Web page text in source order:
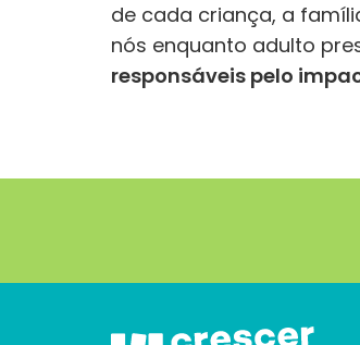
de cada criança, a
nós enquanto adulto
responsáveis pelo